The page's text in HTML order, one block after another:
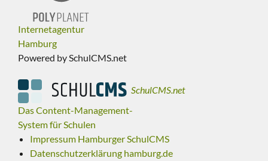
Internetagentur
Hamburg
Powered by SchulCMS.net
SchulCMS.net
Das Content-Management-
System für Schulen
Impressum Hamburger SchulCMS
Datenschutzerklärung hamburg.de